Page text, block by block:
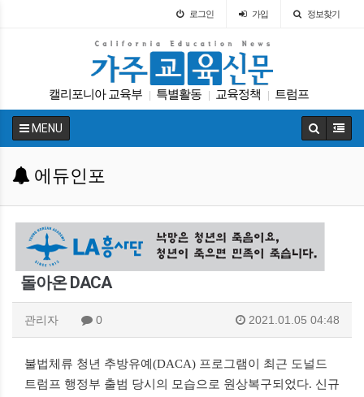
로그인 가입 정보찾기
캘리포니아 교육부 특별활동 교육정책 트럼프
입학원서 교육구 바이든 UC
MENU
에듀인포
돌아온 DACA
관리자 0 2021.01.05 04:48
불법체류 청년 추방유예(DACA) 프로그램이 최근 도널드
트럼프 행정부 출범 당시의 모습으로 원상복구되었다. 신규